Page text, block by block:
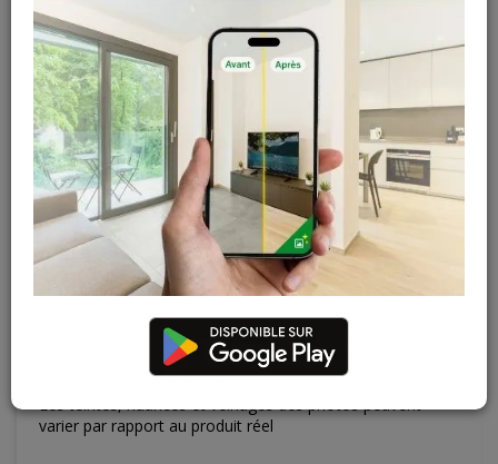
Sur commande
Magasin / Entrepôt
Gosselies Hors stock
Court-St-Etienne Hors stock
Contactez Diffusion Menuiserie pour obtenir le temps de
réapprovisionnement pour ce produit
varier par rapport au produit réel